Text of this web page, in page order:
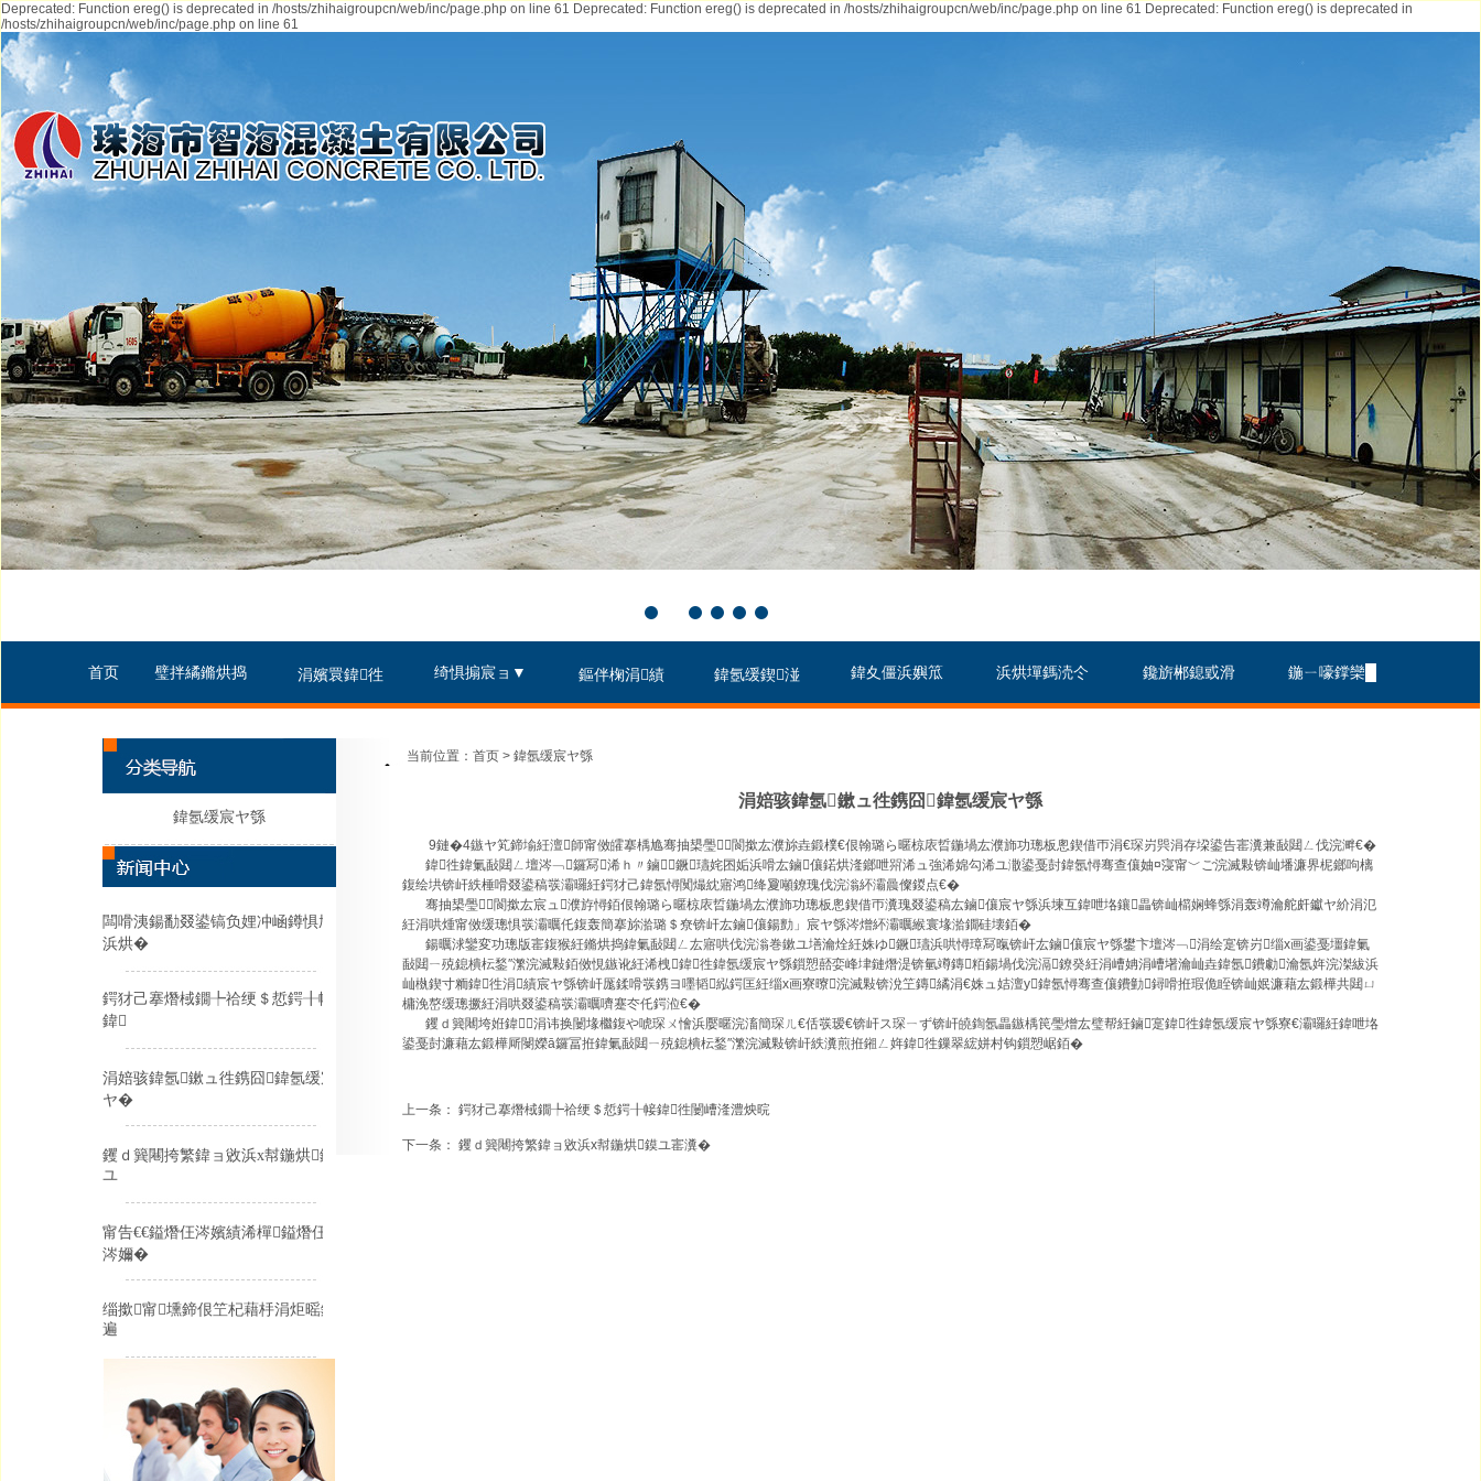
Deprecated: Function ereg() is deprecated in /hosts/zhihaigroupcn/web/inc/page.php on line 61 Deprecated: Function ereg() is deprecated in /hosts/zhihaigroupcn/web/inc/page.php on line 61 Deprecated: Function ereg() is deprecated in
/hosts/zhihaigroupcn/web/inc/page.php on line 61
首页 璧拌繘鏅烘捣 涓嬪睘鍏徃 绮惧搧宸ョ▼ 鏂伴椈涓績 鍏氬缓鍥湴 鍏夊僵浜嬩笟 浜烘墠鎷涜仒 鑱旂郴鎴戜滑 鍦ㄧ嚎鐣欒█
鍏氬缓宸ヤ綔
闆嗗洟鍚勫叕鍙镐负娌冲崡鐏惧尯
浜烘�
鍔犲己搴熸棫鐗╄祫绠＄悊鍔╂帹
鍏
涓婄骇鍏氬鏉ュ徃鎸囧鍏氬缓宸
ヤ�
钁ｄ簨闀挎繁鍏ョ敓浜х幇鍦烘鏌
ユ
甯告€€鎰熸仼涔嬪績浠樿鎰熸仼
涔嬭�
缁撳甯壎鍗佷笁杞藉杽涓炬暚鑻
遍
当前位置：首页 > 鍏氬缓宸ヤ綔
涓婄骇鍏氬鏉ュ徃鎸囧鍏氬缓宸ヤ綔
9鏈�4鏃ヤ笂鍗堬紝澶師甯傚皬搴楀尯骞抽槼璺閬撳厷濮旀垚鍛樸€佷翰璐ら暱椋庡晢鍦堝厷濮斾功璁板悤鍥借帀涓€琛岃巺涓存垜鍙告寚瀵兼敮閮ㄥ伐浣溿€�
鍏徃鍏氭敮閮ㄥ壇涔﹁鑼冩浠ｈ〃鏀鐝瓙姹囨姤浜嗗厷鏀儴鍩烘湰鎯呭喌浠ュ強浠婂勾浠ユ潵鍙戞尌鍏氬憳骞查儴妯¤寖甯﹀ご浣滅敤锛屾墦濂界柅鎯呴樆
鍑绘垬锛屽紩棰嗗叕鍙稿彂灞曪紝鍔犲己鍏氬憳闃熶紞寤鸿绛夐噸鐐瑰伐浣滃紑灞曟儏鍐点€�
骞抽槼璺閬撳厷宸ュ濮斿憳銆佷翰璐ら暱椋庡晢鍦堝厷濮斾功璁板悤鍥借帀瀵瑰叕鍙稿厷鏀儴宸ヤ綔浜堜互鍏呭垎鑲畾锛屾櫤娴蜂綔涓轰竴瀹舵皯钀ヤ紒涓氾
紝涓哄煄甯傚缓璁惧彂灞曞仛鍑轰簡搴旀湁璐＄尞锛屽厷鏀儴鍚勯」宸ヤ綔涔熷紑灞曞緱寰堟湁鐗硅壊銆�
鍚曞浗鑾変功璁版寚鍑猴紝鏅烘捣鍏氭敮閮ㄥ厷寤哄伐浣滃巻鏉ユ墡瀹烇紝姝ゆ鐝瓙浜哄憳璋冩暣锛屽厷鏀儴宸ヤ綔鐢卞壇涔﹁涓绘寔锛岃缁х画鍙戞壃鍏氭
敮閮ㄧ殑鎴樻枟鍫″瀿浣滅敤銆傚悓鏃讹紝浠栧鍏徃鍏氬缓宸ヤ綔鎻愬嚭娈峰垏鏈熸湜锛氫竴鏄粨鍚堝伐浣滆鐐癸紝涓嶆姌涓嶆墸瀹屾垚鍏氬鐨勮瀹氬姩浣滐紱浜
屾槸鍥寸粫鍏徃涓績宸ヤ綔锛屽厖鍒嗗彂鎸ヨ嚜韬紭鍔匡紝缁х画寮曢浣滅敤锛涗笁鏄繘涓€姝ュ姞澶у鍏氬憳骞查儴鐨勭鐞嗗拰瑕佹眰锛屾姄濂藉厷鍛樺共閮ㄩ
槦浼嶅缓璁撅紝涓哄叕鍙稿彂灞曞嚌蹇冭仛鍔涖€�
钁ｄ簨闀垮姙鍏涓讳换闄堟檵鍑や唬琛ㄨ懀浜嬮暱浣滀簡琛ㄦ€佸彂瑷€锛屽ス琛ㄧず锛屽皢鍧氬畾鏃楀笢璺熷厷璧帮紝鏀寔鍏徃鍏氬缓宸ヤ綔寮€灞曪紝鍏呭垎
鍙戞尌濂藉厷鍛樺厛閿嬫ā鑼冨拰鍏氭敮閮ㄧ殑鎴樻枟鍫″瀿浣滅敤锛屽紩瀵煎拰鎺ㄥ姩鍏徃鏁翠綋姘村钩鎻愬崌銆�
上一条： 鍔犲己搴熸棫鐗╄祫绠＄悊鍔╂帹鍏徃闄嶆湰澧炴晥
下一条： 钁ｄ簨闀挎繁鍏ョ敓浜х幇鍦烘鏌ユ寚瀵�